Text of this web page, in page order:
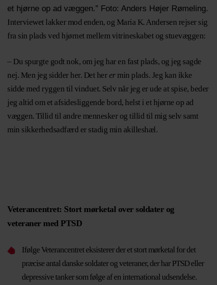
et hjørne op ad væggen.” Foto: Anders Højer Rømeling.
Interviewet lakker mod enden, og Maria K. Andersen rejser sig
fra sin plads ved hjørnet mellem vitrineskabet og stuevæggen:
– Du spurgte godt nok, om jeg har en fast plads, og jeg sagde
nej. Men jeg sidder her. Det herermin plads. Jeg kan ikke
sidde med ryggen til vinduet. Selv når jeg er ude at spise, beder
jeg altid om et afsidesliggende bord, helst i et hjørne op ad
væggen. Tillid til andre mennesker og tillid til mig selv samt
min sikkerhedsadfærd er stadig min akilleshæl.
Veterancentret: Stort mørketal over soldater og
veteraner med PTSD
Ifølge Veterancentret eksisterer der et stort mørketal for det
præcise antal danske soldater og veteraner, der har PTSD eller
depressive tanker som følge af en international udsendelse.